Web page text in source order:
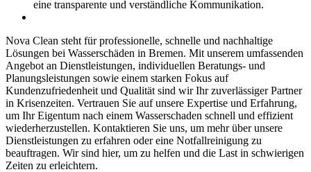
eine transparente und verständliche Kommunikation.
Nova Clean steht für professionelle, schnelle und nachhaltige
Lösungen bei Wasserschäden in Bremen. Mit unserem umfassenden
Angebot an Dienstleistungen, individuellen Beratungs- und
Planungsleistungen sowie einem starken Fokus auf
Kundenzufriedenheit und Qualität sind wir Ihr zuverlässiger Partner
in Krisenzeiten. Vertrauen Sie auf unsere Expertise und Erfahrung,
um Ihr Eigentum nach einem Wasserschaden schnell und effizient
wiederherzustellen. Kontaktieren Sie uns, um mehr über unsere
Dienstleistungen zu erfahren oder eine Notfallreinigung zu
beauftragen. Wir sind hier, um zu helfen und die Last in schwierigen
Zeiten zu erleichtern.